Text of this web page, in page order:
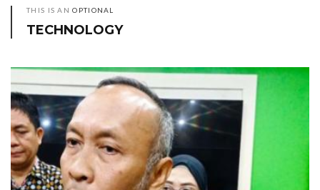
THIS IS ANOPTIONAL
TECHNOLOGY